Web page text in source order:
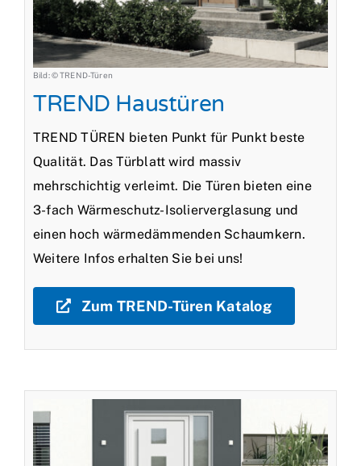
Bild: © TREND-Türen
TREND Haustüren
TREND TÜREN bieten Punkt für Punkt beste
Qualität. Das Türblatt wird massiv
mehrschichtig verleimt. Die Türen bieten eine
3-fach Wärmeschutz-Isolierverglasung und
einen hoch wärmedämmenden Schaumkern.
Weitere Infos erhalten Sie bei uns!
Zum TREND-Türen Katalog